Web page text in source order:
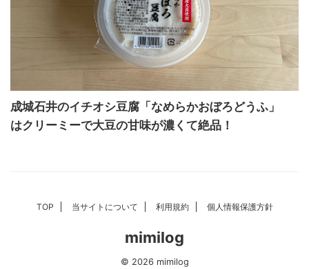
成城石井のイチオシ豆腐「なめらかおぼろどうふ」
はクリーミーで大豆の甘味が濃くて絶品！
TOP 当サイトについて 利用規約 個人情報保護方針
mimilog
© 2026 mimilog